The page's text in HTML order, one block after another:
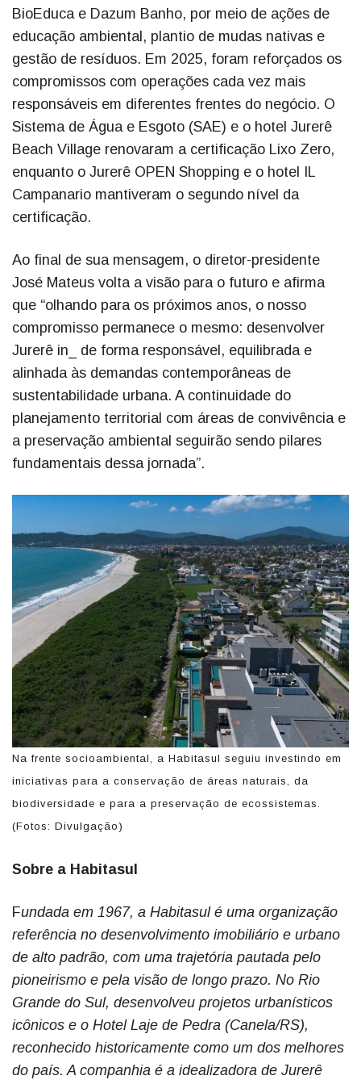
BioEduca e Dazum Banho, por meio de ações de
educação ambiental, plantio de mudas nativas e
gestão de resíduos. Em 2025, foram reforçados os
compromissos com operações cada vez mais
responsáveis em diferentes frentes do negócio. O
Sistema de Água e Esgoto (SAE) e o hotel Jurerê
Beach Village renovaram a certificação Lixo Zero,
enquanto o Jurerê OPEN Shopping e o hotel IL
Campanario mantiveram o segundo nível da
certificação.
Ao final de sua mensagem, o diretor-presidente
José Mateus volta a visão para o futuro e afirma
que “olhando para os próximos anos, o nosso
compromisso permanece o mesmo: desenvolver
Jurerê in_ de forma responsável, equilibrada e
alinhada às demandas contemporâneas de
sustentabilidade urbana. A continuidade do
planejamento territorial com áreas de convivência e
a preservação ambiental seguirão sendo pilares
fundamentais dessa jornada”.
Na frente socioambiental, a Habitasul seguiu investindo em
iniciativas para a conservação de áreas naturais, da
biodiversidade e para a preservação de ecossistemas.
(Fotos: Divulgação)
Sobre a Habitasul
Fundada em 1967, a Habitasul é uma organização
referência no desenvolvimento imobiliário e urbano
de alto padrão, com uma trajetória pautada pelo
pioneirismo e pela visão de longo prazo. No Rio
Grande do Sul, desenvolveu projetos urbanísticos
icônicos e o Hotel Laje de Pedra (Canela/RS),
reconhecido historicamente como um dos melhores
do país. A companhia é a idealizadora de Jurerê